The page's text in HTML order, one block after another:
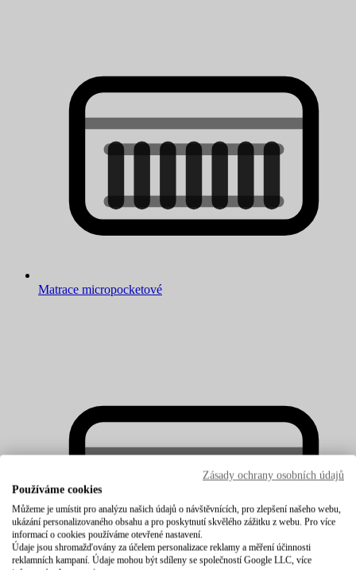
Matrace micropocketové
Zásady ochrany osobních údajů
Používáme cookies
Můžeme je umístit pro analýzu našich údajů o návštěvnících, pro zlepšení našeho webu,
ukázání personalizovaného obsahu a pro poskytnutí skvělého zážitku z webu. Pro více
informací o cookies používáme otevřené nastavení.
Údaje jsou shromažďovány za účelem personalizace reklamy a měření účinnosti
reklamních kampaní. Údaje mohou být sdíleny se společností Google LLC, více